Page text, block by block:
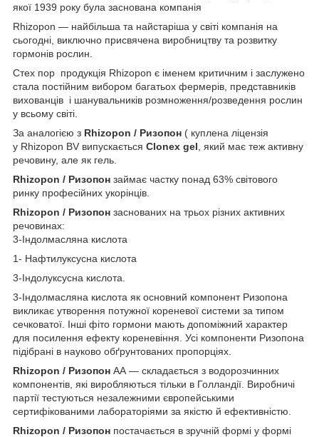
якої 1939 року була заснована компанія
Rhizopon — найбільша та найстаріша у світі компанія на
сьогодні, виключно присвячена виробництву та розвитку
гормонів рослин.
Стех пор продукція Rhizopon є іменем критичним і заслужено
стала постійним вибором багатьох фермерів, представників
вихованців і шанувальників розмноження/розведення рослин
у всьому світі.
За аналогією з Rhizopon / Ризопон ( куплена ліцензія
у Rhizopon BV випускається Clonex gel , який має теж активну
речовину, але як гель.
Rhizopon / Ризопон займає частку понад 63% світового
ринку професійних укорінців.
Rhizopon / Ризопон заснованих на трьох різних активних
речовинах:
3-Індолмасляна кислота
1- Нафтилуксусна кислота
3-Індолуксусна кислота.
3-Індолмасляна кислота як основний компонент Ризопона
викликає утворення потужної кореневої системи за типом
сечковатої. Інші фіто гормони мають допоміжний характер
для посилення ефекту кореневіння. Усі компоненти Ризопона
підібрані в науково обґрунтованих пропорціях.
Rhizopon / Ризопон АА — складається з водорозчинних
компонентів, які виробляються тільки в Голландії. Виробничі
партії тестуються незалежними європейськими
сертифікованими лабораторіями за якістю й ефективністю.
Rhizopon / Ризопон постачається в зручній формі у формі